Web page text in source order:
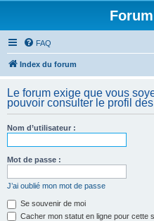
FAQ
Index du forum
Le forum exige que vous
pouvoir consulter le profil
Nom d’utilisateur :
Mot de passe :
J’ai oublié mon mot de passe
Se souvenir de moi
Cacher mon statut en ligne pour cette